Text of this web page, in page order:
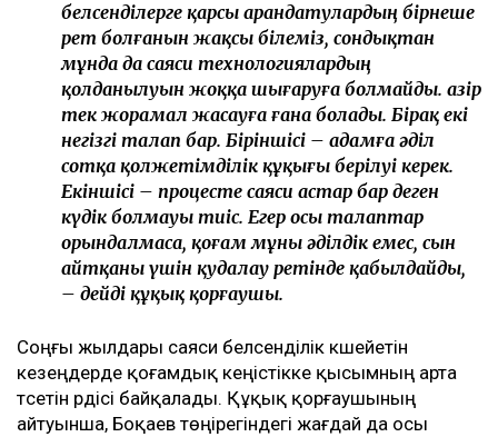
белсенділерге қарсы арандатулардың бірнеше
рет болғанын жақсы білеміз, сондықтан
мұнда да саяси технологиялардың
қолданылуын жоққа шығаруға болмайды. Қазір
тек жорамал жасауға ғана болады. Бірақ екі
негізгі талап бар. Біріншісі – адамға әділ
сотқа қолжетімділік құқығы берілуі керек.
Екіншісі – процесте саяси астар бар деген
күдік болмауы тиіс. Егер осы талаптар
орындалмаса, қоғам мұны әділдік емес, сын
айтқаны үшін қудалау ретінде қабылдайды,
– дейді құқық қорғаушы.
Соңғы жылдары саяси белсенділік күшейетін
кезеңдерде қоғамдық кеңістікке қысымның арта
түсетін үрдісі байқалады. Құқық қорғаушының
айтуынша, Боқаев төңірегіндегі жағдай да осы